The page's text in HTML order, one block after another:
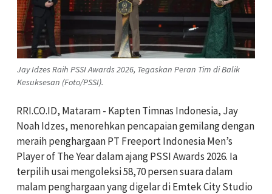
Jay Idzes Raih PSSI Awards 2026, Tegaskan Peran Tim di Balik
Kesuksesan (Foto/PSSI).
RRI.CO.ID, Mataram - Kapten Timnas Indonesia, Jay
Noah Idzes, menorehkan pencapaian gemilang dengan
meraih penghargaan PT Freeport Indonesia Men’s
Player of The Year dalam ajang PSSI Awards 2026. Ia
terpilih usai mengoleksi 58,70 persen suara dalam
malam penghargaan yang digelar di Emtek City Studio